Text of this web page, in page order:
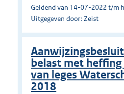
Geldend van 14-07-2022 t/m
Uitgegeven door: Zeist
belast met
van leges
2018